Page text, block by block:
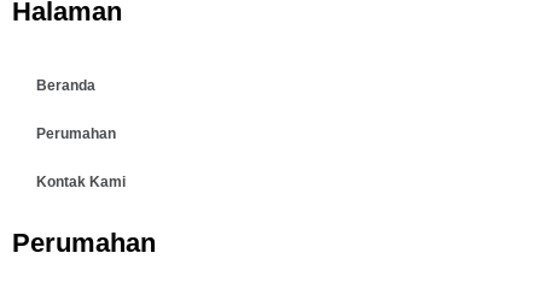
Halaman
Beranda
Perumahan
Kontak Kami
Perumahan